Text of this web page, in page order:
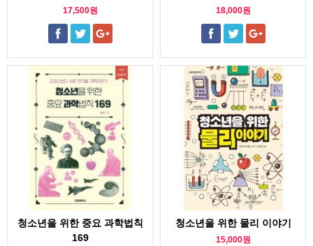
17,500원 18,000원
청소년을 위한 중요 과학법칙
169
청소년을 위한 물리 이야기
15,000원